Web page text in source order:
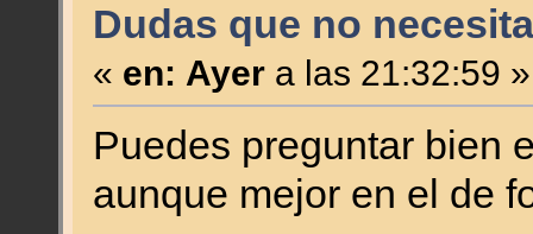
Dudas que no
« en: Ayera las 21:32:59 »
Puedes preguntar bien
aunque mejor en el de